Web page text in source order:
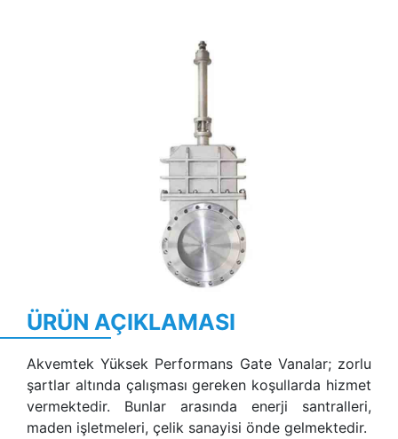
ÜRÜN AÇIKLAMASI
Akvemtek Yüksek Performans Gate Vanalar; zorlu
şartlar altında çalışması gereken koşullarda hizmet
vermektedir. Bunlar arasında enerji santralleri,
maden işletmeleri, çelik sanayisi önde gelmektedir.